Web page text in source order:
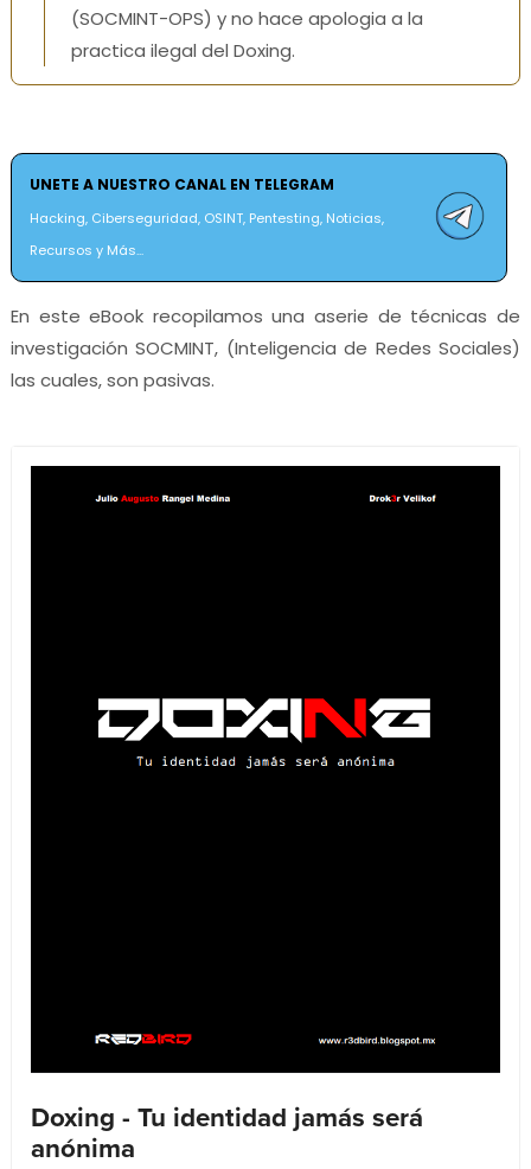
(SOCMINT-OPS) y no hace apologia a la
practica ilegal del Doxing.
UNETE A NUESTRO CANAL EN TELEGRAM
Hacking, Ciberseguridad, OSINT, Pentesting, Noticias,
Recursos y Más...
En este eBook recopilamos una aserie de técnicas de
investigación SOCMINT, (Inteligencia de Redes Sociales)
las cuales, son pasivas.